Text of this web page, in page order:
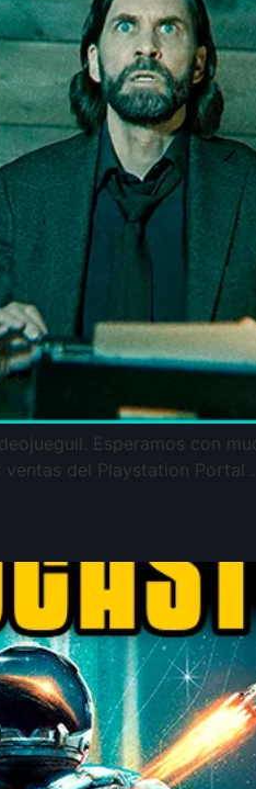
Esperamos con
del Playstation Portal .